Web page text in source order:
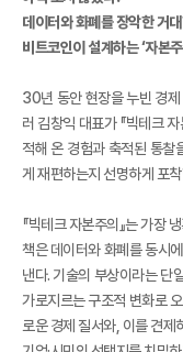
데이터와 화폐를 장악한 거
비트코인이 설계하는 ‘자본
30년 동안 현장을 누빈 경
러 김창익 대표가 『빅테크
적해 온 경험과 축적된 통찰
게 재편하는지 선명하게 포
『빅테크 자본주의』는 가장
책은 데이터와 화폐를 동시
낸다. 기술의 부상이라는 단
가로지르는 구조적 변화로
로운 경제 질서와, 이를 견제